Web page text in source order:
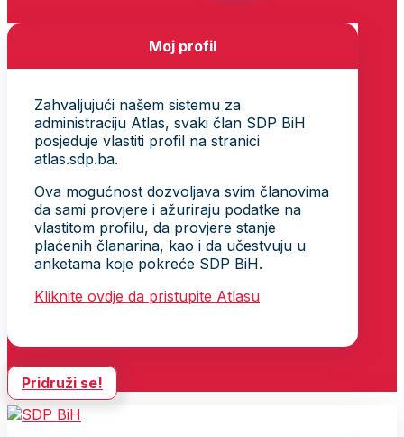
Moj profil
Zahvaljujući našem sistemu za
administraciju Atlas, svaki član SDP BiH
posjeduje vlastiti profil na stranici
atlas.sdp.ba.
Ova mogućnost dozvoljava svim članovima
da sami provjere i ažuriraju podatke na
vlastitom profilu, da provjere stanje
plaćenih članarina, kao i da učestvuju u
anketama koje pokreće SDP BiH.
Kliknite ovdje da pristupite Atlasu
Pridruži se!